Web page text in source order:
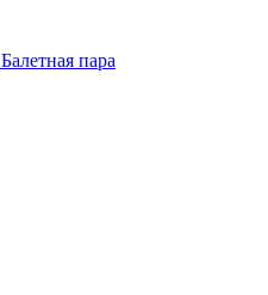
Балетная пара